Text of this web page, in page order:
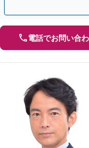
電話でお問い合